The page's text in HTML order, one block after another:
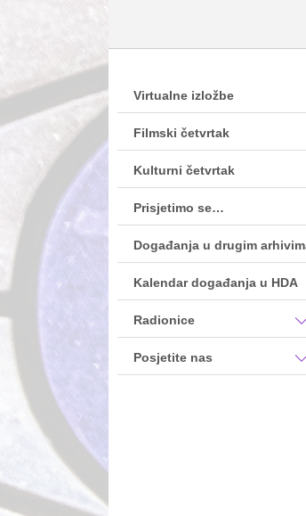
Virtualne izložbe
Filmski četvrtak
Kulturni četvrtak
Prisjetimo se…
Događanja u drugim
Kalendar događanja u HDA
Radionice
Posjetite nas